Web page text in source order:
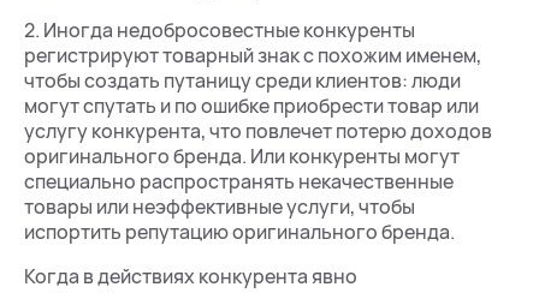
2. Иногда недобросовестные конкуренты
регистрируют товарный знак с похожим именем,
чтобы создать путаницу среди клиентов: люди
могут спутать и по ошибке приобрести товар или
услугу конкурента, что повлечет потерю доходов
оригинального бренда. Или конкуренты могут
специально распространять некачественные
товары или неэффективные услуги, чтобы
испортить репутацию оригинального бренда.
Когда в действиях конкурента явно